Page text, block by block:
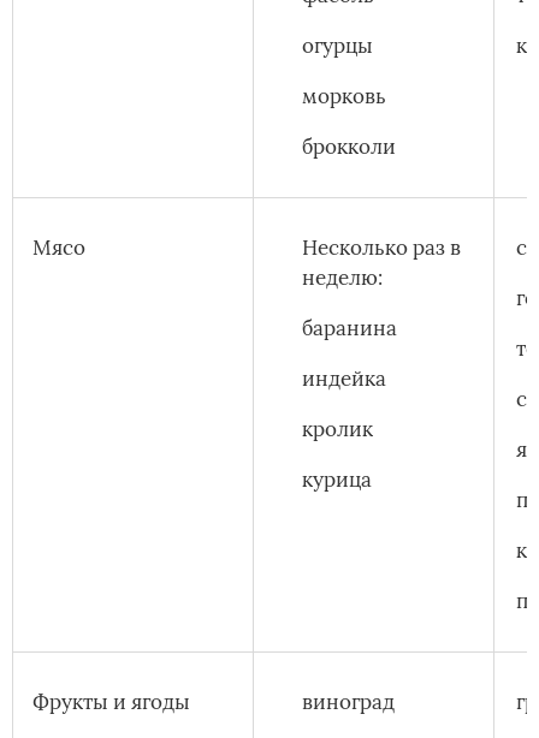
огурцы
морковь
брокколи
Мясо
Несколько раз в
неделю:
баранина
индейка
кролик
курица
Фрукты и ягоды виноград